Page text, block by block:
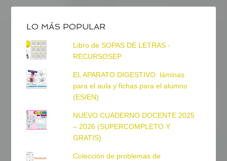
LO MÁS POPULAR
Libro de SOPAS DE LETRAS -
RECURSOSEP
EL APARATO DIGESTIVO: láminas
para el aula y fichas para el alumno
(ES/EN)
NUEVO CUADERNO DOCENTE 2025
– 2026 (SUPERCOMPLETO Y
GRATIS)
Colección de problemas de